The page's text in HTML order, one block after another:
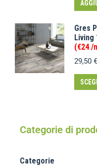
Gres
Living
(€24 /
29,50 €
Categorie di
Categorie